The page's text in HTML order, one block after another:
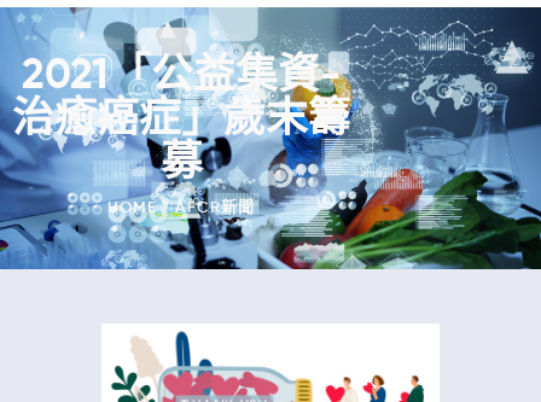
2021「公益集資-
治癒癌症」歲末籌
募
HOME AFCR新聞
活動與獎項
新聞
捐款支持
現在捐贈